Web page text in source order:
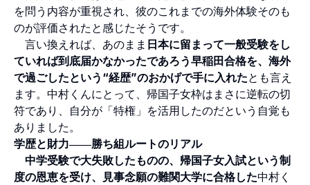
を問う内容が重視され、彼のこれまでの海外体験そのも
のが評価されたと感じたそうです。
言い換えれば、あのまま 日本に留まって一般受験をし
ていれば到底届かなかったであろう早稲田合格を、海外
で過ごしたという“経歴”のおかげで手に入れたとも言え
ます。中村くんにとって、帰国子女枠はまさに逆転の切
符であり、自分が「特権」を活用したのだという自覚も
ありました。
学歴と財力――勝ち組ルートのリアル
中学受験で大失敗したものの、帰国子女入試という制
度の恩恵を受け、見事念願の難関大学に合格した中村く